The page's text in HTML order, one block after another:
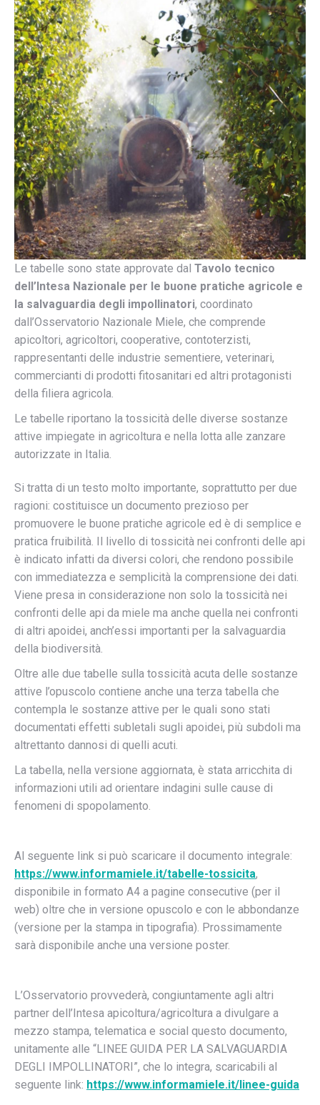
Le tabelle sono state approvate dal Tavolo tecnico
dell’Intesa Nazionale per le buone pratiche agricole e
la salvaguardia degli impollinatori, coordinato
dall’Osservatorio Nazionale Miele, che comprende
apicoltori, agricoltori, cooperative, contoterzisti,
rappresentanti delle industrie sementiere, veterinari,
commercianti di prodotti fitosanitari ed altri protagonisti
della filiera agricola.
Le tabelle riportano la tossicità delle diverse sostanze
attive impiegate in agricoltura e nella lotta alle zanzare
autorizzate in Italia.
Si tratta di un testo molto importante, soprattutto per due
ragioni: costituisce un documento prezioso per
promuovere le buone pratiche agricole ed è di semplice e
pratica fruibilità. Il livello di tossicità nei confronti delle api
è indicato infatti da diversi colori, che rendono possibile
con immediatezza e semplicità la comprensione dei dati.
Viene presa in considerazione non solo la tossicità nei
confronti delle api da miele ma anche quella nei confronti
di altri apoidei, anch’essi importanti per la salvaguardia
della biodiversità.
Oltre alle due tabelle sulla tossicità acuta delle sostanze
attive l’opuscolo contiene anche una terza tabella che
contempla le sostanze attive per le quali sono stati
documentati effetti subletali sugli apoidei, più subdoli ma
altrettanto dannosi di quelli acuti.
La tabella, nella versione aggiornata, è stata arricchita di
informazioni utili ad orientare indagini sulle cause di
fenomeni di spopolamento.
Al seguente link si può scaricare il documento integrale:
https://www.informamiele.it/tabelle-tossicita,
disponibile in formato A4 a pagine consecutive (per il
web) oltre che in versione opuscolo e con le abbondanze
(versione per la stampa in tipografia). Prossimamente
sarà disponibile anche una versione poster.
L’Osservatorio provvederà, congiuntamente agli altri
partner dell’Intesa apicoltura/agricoltura a divulgare a
mezzo stampa, telematica e social questo documento,
unitamente alle “LINEE GUIDA PER LA SALVAGUARDIA
DEGLI IMPOLLINATORI”, che lo integra, scaricabili al
seguente link: https://www.informamiele.it/linee-guida